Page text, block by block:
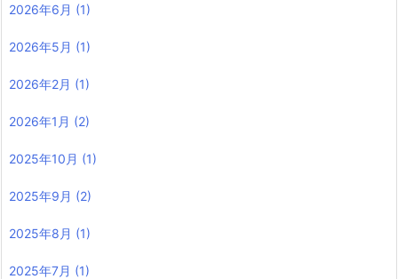
2026年6月 (1)
2026年5月 (1)
2026年2月 (1)
2026年1月 (2)
2025年10月 (1)
2025年9月 (2)
2025年8月 (1)
2025年7月 (1)